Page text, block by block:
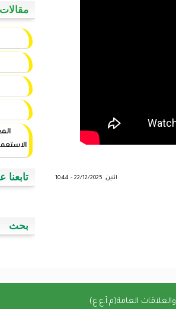
إيقاع جندي
أمجاد نوفمبر العظيم
على خطى الواجب
المعاهدات التجارية خط الدفاع
الاستعماري الفرنسي اتفاقيات بكار
تابعنا على فيسبوك